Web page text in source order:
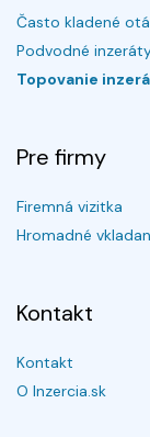
Často kladené
Podvodné
Topovanie
Pre firmy
Firemná vizitka
Hromadné
Kontakt
Kontakt
O Inzercia.sk